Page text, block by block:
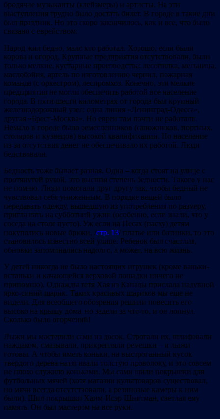
бродячие музыканты (клейзмеры) и артисты. На эти
выступления трудно было достать билет. В городе в такие дни
был праздник. Но это скоро закончилось, как и все, что было
связано с еврейством.
Народ жил бедно, мало кто работал. Хорошо, если были
корова и огород, Крупные предприятия отсутствовали, были
только мелкие, кустарные производства: лесопилка, мельница,
маслобойня, артель по изготовлению чернил, пожарная
команда (с оркестром), леспромхоз. Конечно, эти мелкие
предприятия не могли обеспечить работой все население
города. В пяти-шести километрах от города был крупный
железнодорожный узел: одна линия «Ленинград-Одесса»,
другая «Брест-Москва». Но евреи там почти не работали.
Немало в городе было ремесленников (сапожников, портных,
столяров и кузнецов) высокой квалификации. Но население
из-за отсутствия денег не обеспечивало их работой. Люди
бедствовали.
Бедность тоже бывает разная. Одна – когда стоят на улице с
протянутой рукой, это высшая степень бедности. Такого у нас
не помню. Люди помогали друг другу так, чтобы бедный не
чувствовал себя униженным. В порядке вещей было
передавать одежду, вышедшую из употребления по размеру,
приглашать на субботний ужин (особенно, если знали, что у
соседа на столе пусто). Уж если на Песах (пасху) детям
покупались новые брюки, /стр. 13/ платье или ботинки, то это
становилось известно всей улице. Ребенок был счастлив,
обновки запоминались надолго, а может, на всю жизнь.
У детей никогда не было настоящих игрушек (кроме ваньки-
встаньки и качающейся верховой лошадки ничего не
припомню). Однажды тетя Хая из Канады прислала надувной
ярко-синий шарик. Таких красивых шариков мы еще не
видели. Для всеобщего обозрения решили повесить его
высоко на крышу дома, но задели за что-то, и он лопнул.
Сколько было огорчений!
Лыжи мы мастерили сами из досок. Строгали их, шлифовали
наждаком, смазывали, прикрепляли ремешки – и лыжи
готовы. А чтобы иметь коньки, на выстроганный кусок
твердого дерева натягивали толстую проволоку, и это совсем
не плохо служило коньками. Мы сами шили покрышки для
футбольных мячей (хотя магазин культтоваров существовал,
но мячи всегда отсутствовали, а резиновые камеры к ним
были). Шил покрышки Хаим-Исэр Шнитман, светлая ему
память. Он был мастером на все руки.